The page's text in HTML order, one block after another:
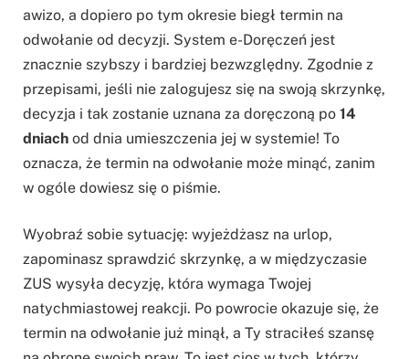
awizo, a dopiero po tym okresie biegł termin na
odwołanie od decyzji. System e-Doręczeń jest
znacznie szybszy i bardziej bezwzględny. Zgodnie z
przepisami, jeśli nie zalogujesz się na swoją skrzynkę,
decyzja i tak zostanie uznana za doręczoną po 14
dniach od dnia umieszczenia jej w systemie! To
oznacza, że termin na odwołanie może minąć, zanim
w ogóle dowiesz się o piśmie.
Wyobraź sobie sytuację: wyjeżdżasz na urlop,
zapominasz sprawdzić skrzynkę, a w międzyczasie
ZUS wysyła decyzję, która wymaga Twojej
natychmiastowej reakcji. Po powrocie okazuje się, że
termin na odwołanie już minął, a Ty straciłeś szansę